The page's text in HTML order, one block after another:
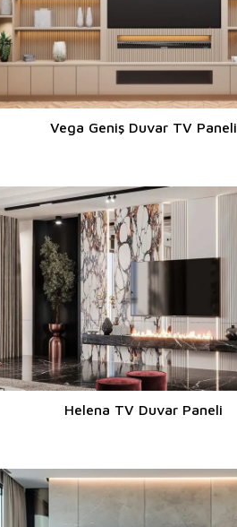
Vega Geniş Duvar TV Paneli
Helena TV Duvar Paneli